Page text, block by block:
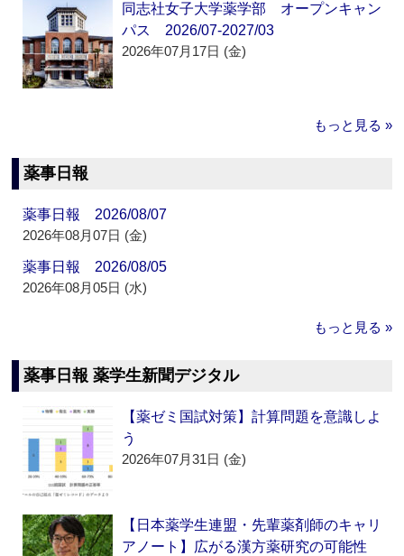
同志社女子大学薬学部 オープンキャン
パス 2026/07-2027/03
2026年07月17日 (金)
もっと見る »
薬事日報
薬事日報 2026/08/07
2026年08月07日 (金)
薬事日報 2026/08/05
2026年08月05日 (水)
もっと見る »
薬事日報 薬学生新聞デジタル
【薬ゼミ国試対策】計算問題を意識しよ
う
2026年07月31日 (金)
【日本薬学生連盟・先輩薬剤師のキャリ
アノート】広がる漢方薬研究の可能性